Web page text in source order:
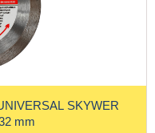
SKYWER
mm